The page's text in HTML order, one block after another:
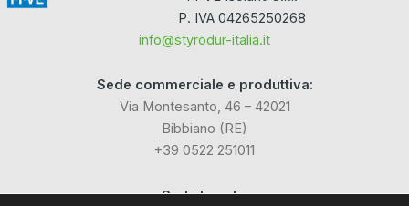
P. IVA 04265250268
info@styrodur-italia.it
Sede commerciale e produttiva:
Via Montesanto, 46 – 42021
Bibbiano (RE)
+39 0522 251011
Sede Legale: